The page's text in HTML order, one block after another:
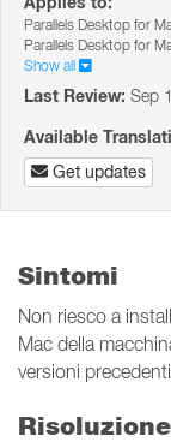
Parallels Desktop for
Parallels Desktop for
Show all
Last Review: Sep
Available
Get updates
Sintomi
Non riesco a
Mac della
versioni